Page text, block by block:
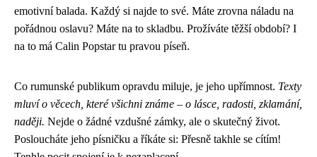
emotivní balada. Každý si najde to své. Máte zrovna náladu na
pořádnou oslavu? Máte na to skladbu. Prožíváte těžší období? I
na to má Calin Popstar tu pravou píseň.
Co rumunské publikum opravdu miluje, je jeho upřímnost. Texty
mluví o věcech, které všichni známe – o lásce, radosti, zklamání,
naději. Nejde o žádné vzdušné zámky, ale o skutečný život.
Posloucháte jeho písničku a říkáte si: Přesně takhle se cítím!